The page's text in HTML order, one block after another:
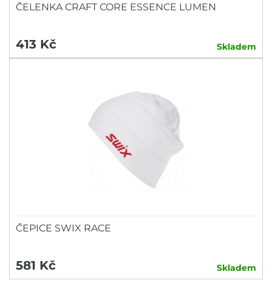
ČELENKA CRAFT CORE ESSENCE LUMEN
413 Kč Skladem
ČEPICE SWIX RACE
581 Kč Skladem